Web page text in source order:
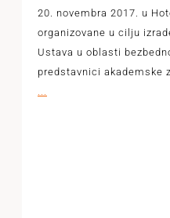
20. novembra 2017. u
organizovane u cilju
Ustava u oblasti
predstavnici akademske
...